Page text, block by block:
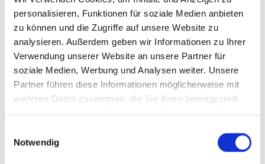
personalisieren, Funktionen für soziale Medien anbieten
zu können und die Zugriffe auf unsere Website zu
analysieren. Außerdem geben wir Informationen zu Ihrer
Verwendung unserer Website an unsere Partner für
soziale Medien, Werbung und Analysen weiter. Unsere
Partner führen diese Informationen möglicherweise mit
weiteren Daten zusammen, die Sie ihnen bereitgestellt
Notwendig